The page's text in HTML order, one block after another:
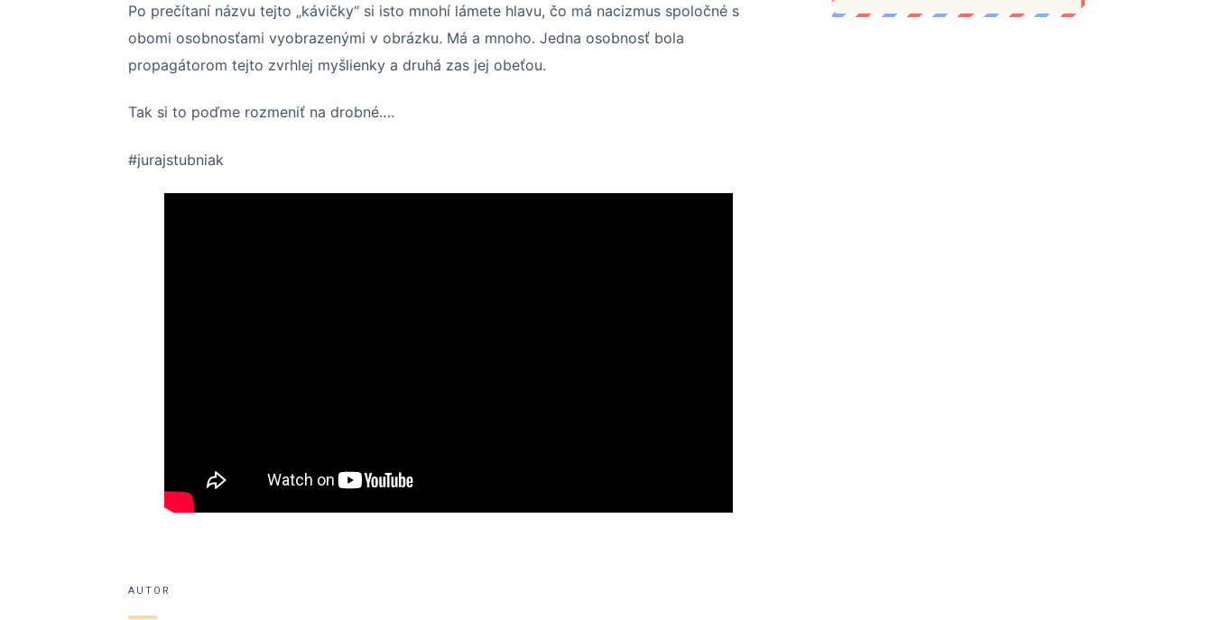
Po prečítaní názvu tejto „kávičky“ si isto mnohí lámete hlavu, čo má nacizmus spoločné s
obomi osobnosťami vyobrazenými v obrázku. Má a mnoho. Jedna osobnosť bola
propagátorom tejto zvrhlej myšlienky a druhá zas jej obeťou.
Tak si to poďme rozmeniť na drobné….
#jurajstubniak
AUTOR